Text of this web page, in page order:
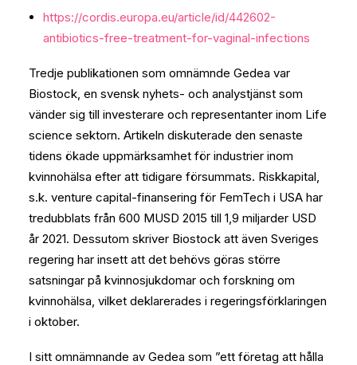
https://cordis.europa.eu/article/id/442602-
antibiotics-free-treatment-for-vaginal-infections
Tredje publikationen som omnämnde Gedea var
Biostock, en svensk nyhets- och analystjänst som
vänder sig till investerare och representanter inom Life
science sektorn. Artikeln diskuterade den senaste
tidens ökade uppmärksamhet för industrier inom
kvinnohälsa efter att tidigare försummats. Riskkapital,
s.k. venture capital-finansering för FemTech i USA har
tredubblats från 600 MUSD 2015 till 1,9 miljarder USD
år 2021. Dessutom skriver Biostock att även Sveriges
regering har insett att det behövs göras större
satsningar på kvinnosjukdomar och forskning om
kvinnohälsa, vilket deklarerades i regeringsförklaringen
i oktober.
I sitt omnämnande av Gedea som ”ett företag att hålla